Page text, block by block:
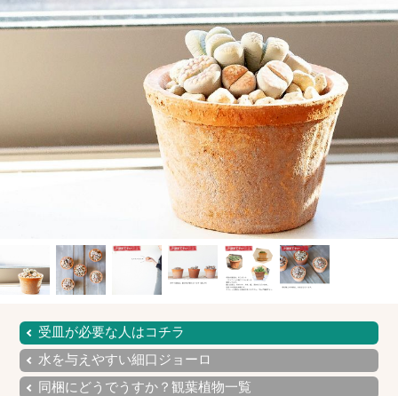
受皿が必要な人はコチラ
水を与えやすい細口ジョーロ
同梱にどうでうすか？観葉植物一覧